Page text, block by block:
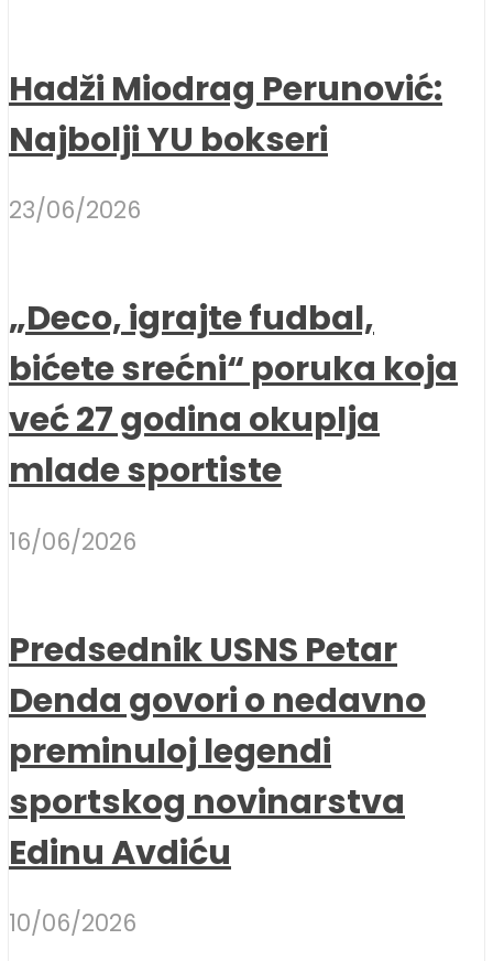
Hadži Miodrag Perunović:
Najbolji YU bokseri
23/06/2026
„Deco, igrajte fudbal,
bićete srećni“ poruka koja
već 27 godina okuplja
mlade sportiste
16/06/2026
Predsednik USNS Petar
Denda govori o nedavno
preminuloj legendi
sportskog novinarstva
Edinu Avdiću
10/06/2026